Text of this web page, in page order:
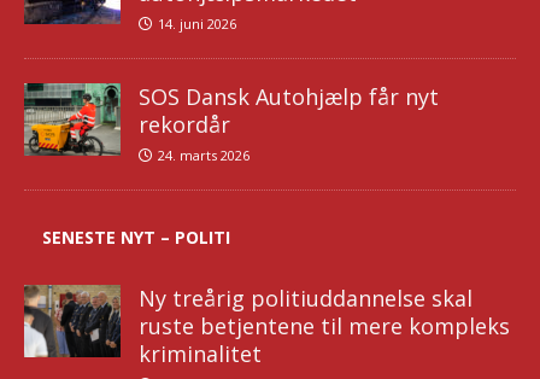
14. juni 2026
SOS Dansk Autohjælp får nyt
rekordår
24. marts 2026
SENESTE NYT – POLITI
Ny treårig politiuddannelse skal
ruste betjentene til mere kompleks
kriminalitet